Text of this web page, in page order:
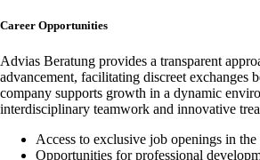
Career Opportunities
Advias Beratung provides a transparent
advancement, facilitating discreet exchanges
company supports growth in a dynamic
interdisciplinary teamwork and innovative
Access to exclusive job openings in the
Opportunities for professional